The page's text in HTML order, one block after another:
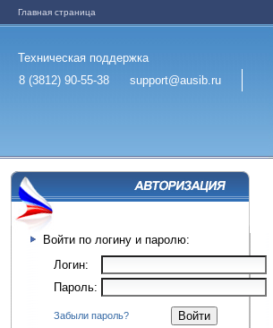
Главная страница
Техническая поддержка
8 (3812) 90-55-38
support@ausib.ru
Войти по логину и паролю:
Логин:
Пароль:
Забыли пароль?